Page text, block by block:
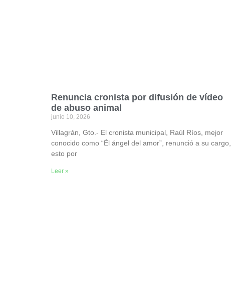
Renuncia cronista por difusión de vídeo
de abuso animal
junio 10, 2026
Villagrán, Gto.- El cronista municipal, Raúl Ríos, mejor
conocido como “Él ángel del amor”, renunció a su cargo,
esto por
Leer »